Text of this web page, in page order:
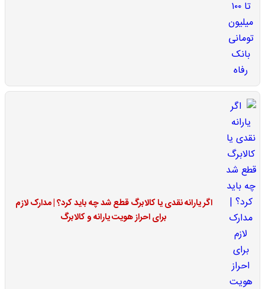
اگر یارانه نقدی یا کالابرگ قطع شد چه باید کرد؟ | مدارک لازم
برای احراز هویت یارانه و کالابرگ